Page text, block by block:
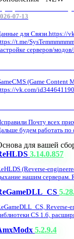
07-13
для Связи.https://
t.me/
серверов/модов/
(Game Content
vk.com/
Почту всех
будем работать по
для вашей
3.14.0.857
(Reverse-
нашим серверам.
Reverse-
CS 1.6,
5.2.9.4